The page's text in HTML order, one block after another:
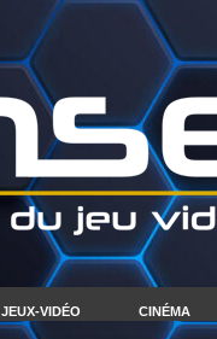
JEUX-VIDÉO CINÉMA